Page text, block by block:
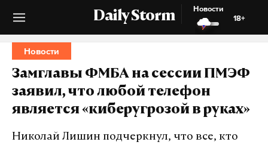
Daily Storm
Новости
18+
Новости
Замглавы ФМБА на сессии ПМЭФ
заявил, что любой телефон
является «киберугрозой в руках»
Николай Лишин подчеркнул, что все, кто